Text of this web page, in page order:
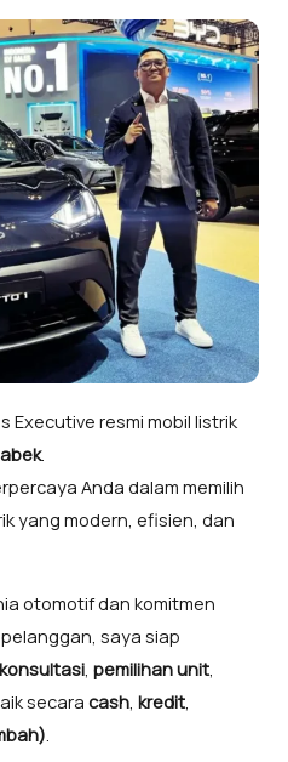
Executive resmi mobil listrik
.
Anda dalam memilih
yang modern, efisien, dan
otomotif dan komitmen
saya siap
konsultasi pemilihan unit
secaracash kredit